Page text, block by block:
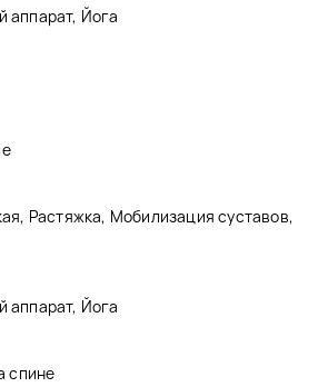
аппарат, Йога
Растяжка, Мобилизация суставов,
аппарат, Йога
спине